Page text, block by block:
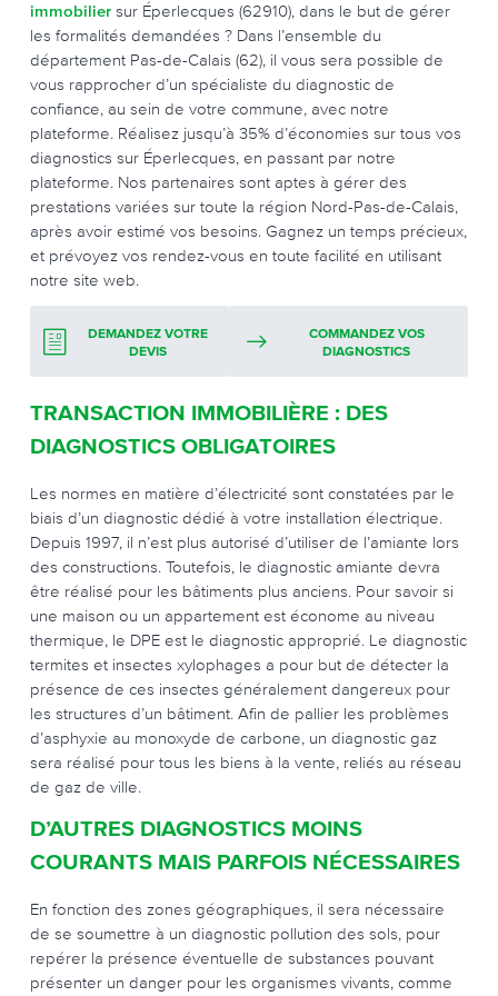
immobilier sur Éperlecques (62910), dans le but de gérer
les formalités demandées ? Dans l’ensemble du
département Pas-de-Calais (62), il vous sera possible de
vous rapprocher d’un spécialiste du diagnostic de
confiance, au sein de votre commune, avec notre
plateforme. Réalisez jusqu’à 35% d’économies sur tous vos
diagnostics sur Éperlecques, en passant par notre
plateforme. Nos partenaires sont aptes à gérer des
prestations variées sur toute la région Nord-Pas-de-Calais,
après avoir estimé vos besoins. Gagnez un temps précieux,
et prévoyez vos rendez-vous en toute facilité en utilisant
notre site web.
DEMANDEZ VOTRE
DEVIS
COMMANDEZ VOS
DIAGNOSTICS
TRANSACTION IMMOBILIÈRE : DES
DIAGNOSTICS OBLIGATOIRES
Les normes en matière d’électricité sont constatées par le
biais d’un diagnostic dédié à votre installation électrique.
Depuis 1997, il n’est plus autorisé d’utiliser de l’amiante lors
des constructions. Toutefois, le diagnostic amiante devra
être réalisé pour les bâtiments plus anciens. Pour savoir si
une maison ou un appartement est économe au niveau
thermique, le DPE est le diagnostic approprié. Le diagnostic
termites et insectes xylophages a pour but de détecter la
présence de ces insectes généralement dangereux pour
les structures d’un bâtiment. Afin de pallier les problèmes
d’asphyxie au monoxyde de carbone, un diagnostic gaz
sera réalisé pour tous les biens à la vente, reliés au réseau
de gaz de ville.
D’AUTRES DIAGNOSTICS MOINS
COURANTS MAIS PARFOIS NÉCESSAIRES
En fonction des zones géographiques, il sera nécessaire
de se soumettre à un diagnostic pollution des sols, pour
repérer la présence éventuelle de substances pouvant
présenter un danger pour les organismes vivants, comme